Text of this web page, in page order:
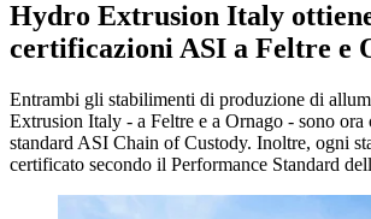
Hydro Extrusion Italy
certificazioni ASI a Feltre e
Entrambi gli stabilimenti di produzione di
Extrusion Italy - a Feltre e a Ornago - sono
standard ASI Chain of Custody. Inoltre, ogni
certificato secondo il Performance Standard